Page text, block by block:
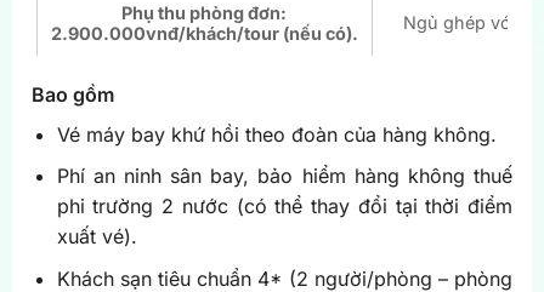
Phụ thu phòng đơn:
2.900.000vnđ/khách/tour (nếu có).
Ngủ ghép với ba
Bao gồm
Vé máy bay khứ hồi theo đoàn của hàng không.
Phí an ninh sân bay, bảo hiểm hàng không thuế
phi trường 2 nước (có thể thay đổi tại thời điểm
xuất vé).
Khách sạn tiêu chuẩn 4* (2 người/phòng – phòng